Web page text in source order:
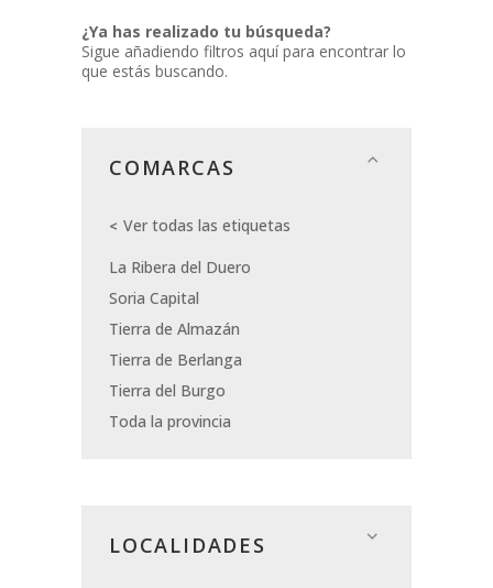
¿Ya has realizado tu búsqueda?
Sigue añadiendo filtros aquí para encontrar lo
que estás buscando.
COMARCAS
Ver todas las etiquetas
La Ribera del Duero
Soria Capital
Tierra de Almazán
Tierra de Berlanga
Tierra del Burgo
Toda la provincia
LOCALIDADES